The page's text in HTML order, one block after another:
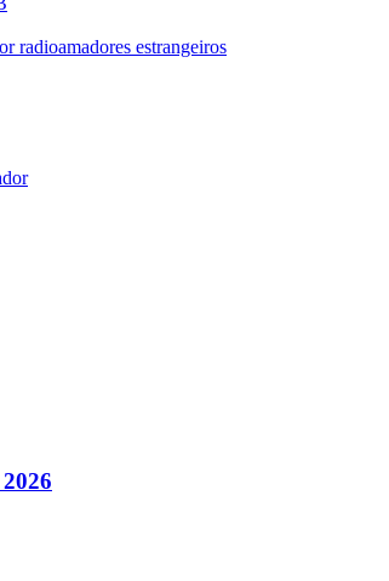
radioamadores estrangeiros